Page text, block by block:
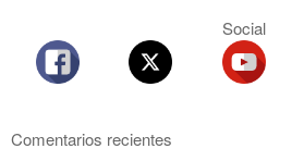
Social
Comentarios recientes